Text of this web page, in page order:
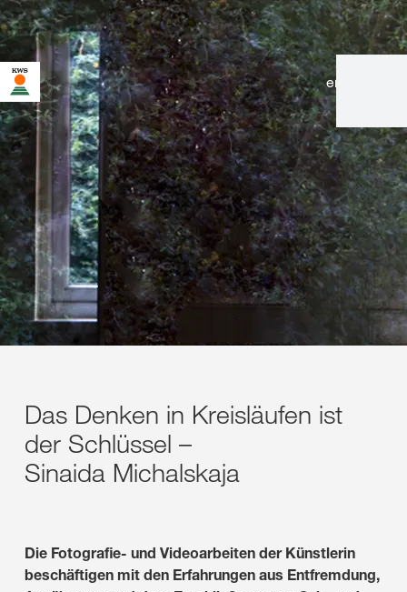
en
Das Denken in Kreisläufen ist
der Schlüssel –
Sinaida Michalskaja
Die Fotografie- und Videoarbeiten der Künstlerin
beschäftigen mit den Erfahrungen aus Entfremdung,